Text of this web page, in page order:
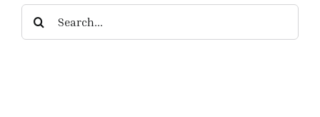
Search
for: